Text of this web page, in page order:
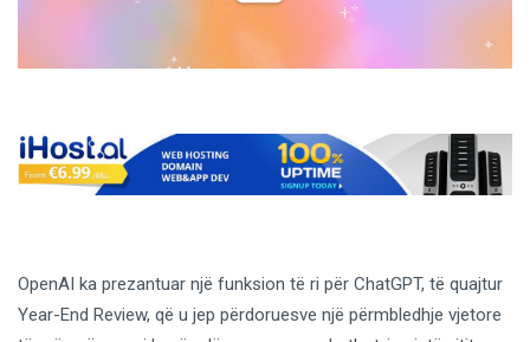
OpenAI ka prezantuar një funksion të ri për ChatGPT, të quajtur
Year-End Review, që u jep përdoruesve një përmbledhje vjetore